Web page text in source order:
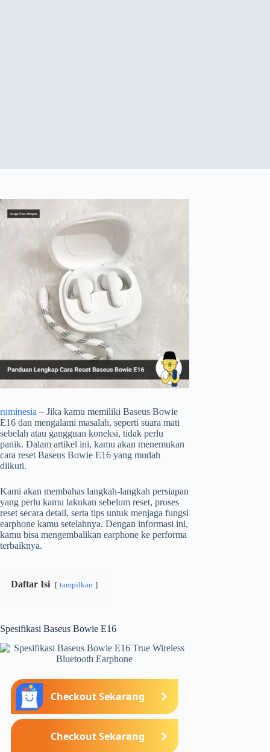
ruminesia – Jika kamu memiliki Baseus Bowie
E16 dan mengalami masalah, seperti suara mati
sebelah atau gangguan koneksi, tidak perlu
panik. Dalam artikel ini, kamu akan menemukan
cara reset Baseus Bowie E16 yang mudah
diikuti.
Kami akan membahas langkah-langkah persiapan
yang perlu kamu lakukan sebelum reset, proses
reset secara detail, serta tips untuk menjaga fungsi
earphone kamu setelahnya. Dengan informasi ini,
kamu bisa mengembalikan earphone ke performa
terbaiknya.
Daftar Isi tampilkan
Spesifikasi Baseus Bowie E16
Checkout Sekarang
Checkout Sekarang